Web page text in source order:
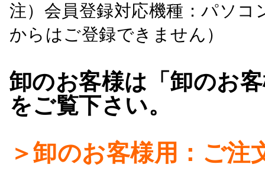
注）会員登録対応機種：パソ
からはご登録できません）
卸のお客様は「卸のお
をご覧下さい。
＞卸のお客様用：ご注